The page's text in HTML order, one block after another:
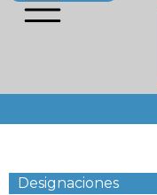
Designaciones